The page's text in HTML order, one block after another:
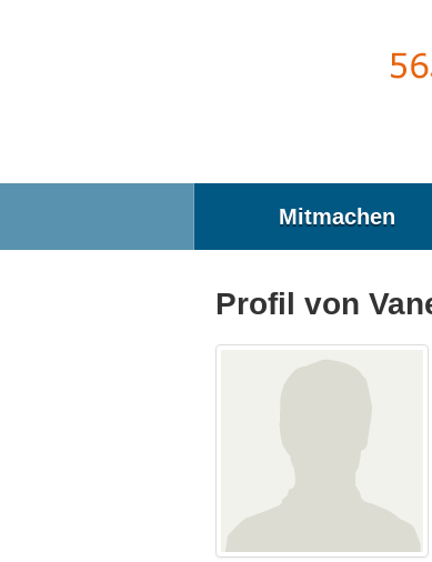
Mitmachen
Profil von